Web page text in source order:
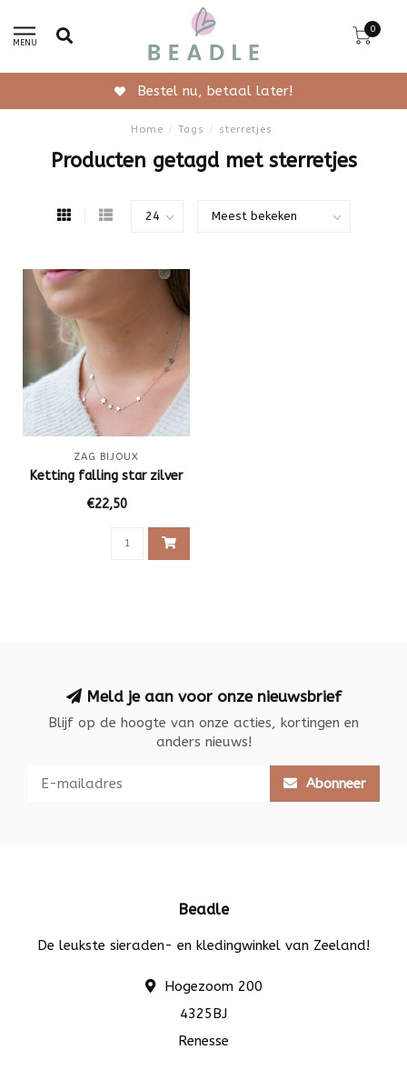
MENU
0
Bestel nu, betaal later!
Home / Tags / sterretjes
Producten getagd met sterretjes
ZAG BIJOUX
Ketting falling star zilver
€22,50
Meld je aan voor onze nieuwsbrief
Blijf op de hoogte van onze acties, kortingen en
anders nieuws!
Abonneer
Beadle
De leukste sieraden- en kledingwinkel van Zeeland!
Hogezoom 200
4325BJ
Renesse